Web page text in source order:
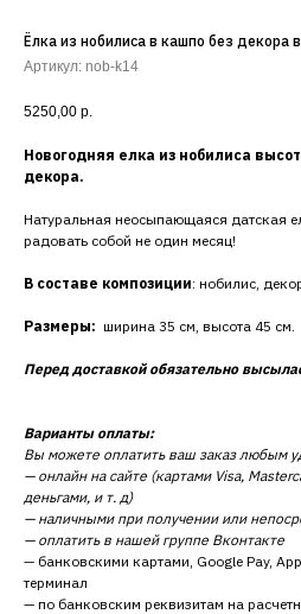
Ёлка из нобилиса в кашпо без декора
Артикул: nob-k14
5250,00 р.
Новогодняя елка из нобилиса
декора.
Натуральная неосыпающаяся датская
радовать собой не один месяц!
В составе композиции: нобилис,
Размеры: ширина 35 см, высота 45 см.
Перед доставкой обязательно
Варианты оплаты:
Вы можете оплатить ваш заказ любым
— онлайн на сайте (картами Visa,
деньгами, и т. д)
— наличными при получении или
— оплатить в нашей группе Вконтакте
— банковскими картами, Google Pay,
терминал
— по банковским реквизитам на